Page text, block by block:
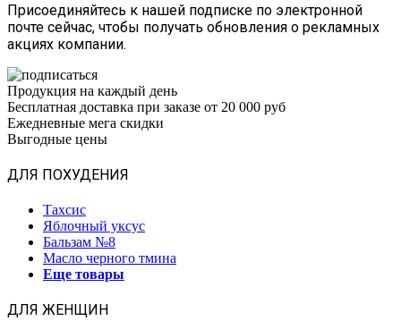
Присоединяйтесь к нашей подписке по электронной
почте сейчас, чтобы получать обновления о рекламных
акциях компании.
Продукция на каждый день
Бесплатная доставка при заказе от 20 000 руб
Ежедневные мега скидки
Выгодные цены
ДЛЯ ПОХУДЕНИЯ
Тахсис
Яблочный уксус
Бальзам №8
Масло черного тмина
Еще товары
ДЛЯ ЖЕНЩИН